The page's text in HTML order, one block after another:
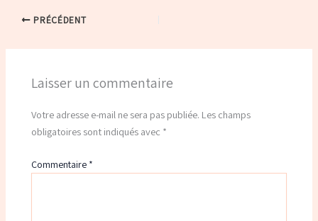
PRÉCÉDENT
Laisser un commentaire
Votre adresse e-mail ne sera pas publiée. Les champs
obligatoires sont indiqués avec *
Commentaire *